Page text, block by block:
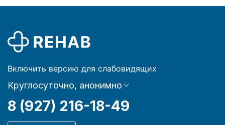
Включить версию для слабовидящих
Круглосуточно, анонимно
8 (927) 216-18-49